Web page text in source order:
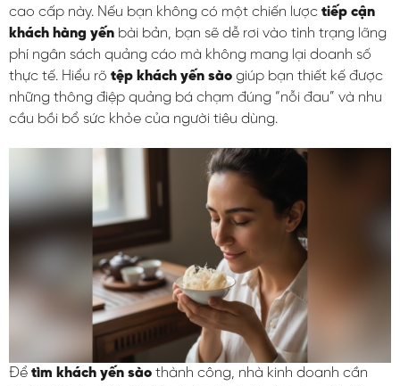
cao cấp này. Nếu bạn không có một chiến lược tiếp cận
khách hàng yến bài bản, bạn sẽ dễ rơi vào tình trạng lãng
phí ngân sách quảng cáo mà không mang lại doanh số
thực tế. Hiểu rõ tệp khách yến sào giúp bạn thiết kế được
những thông điệp quảng bá chạm đúng “nỗi đau” và nhu
cầu bồi bổ sức khỏe của người tiêu dùng.
Để tìm khách yến sào thành công, nhà kinh doanh cần